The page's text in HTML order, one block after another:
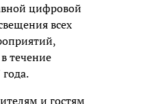
цифровой
всех
течение
и гостям